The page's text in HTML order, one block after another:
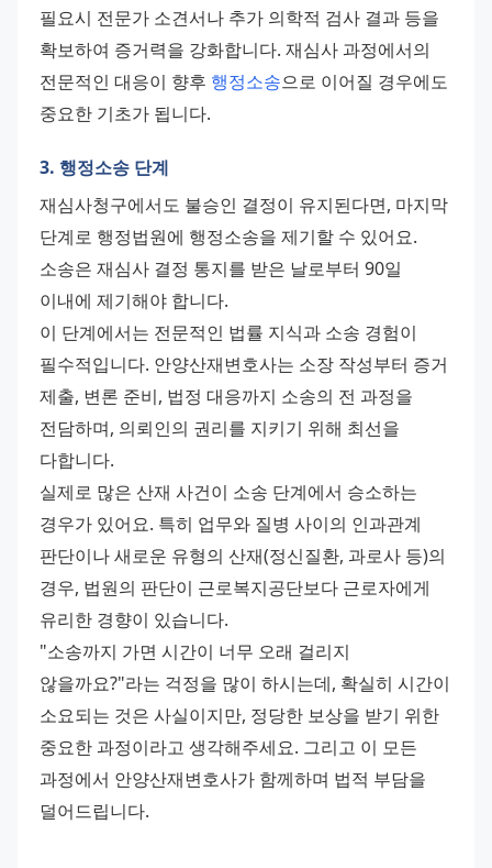
필요시 전문가 소견서나 추가 의학적 검사 결과 등을
확보하여 증거력을 강화합니다. 재심사 과정에서의
전문적인 대응이 향후 행정소송으로 이어질 경우에도
중요한 기초가 됩니다.
3. 행정소송 단계
재심사청구에서도 불승인 결정이 유지된다면, 마지막
단계로 행정법원에 행정소송을 제기할 수 있어요.
소송은 재심사 결정 통지를 받은 날로부터 90일
이내에 제기해야 합니다.
이 단계에서는 전문적인 법률 지식과 소송 경험이
필수적입니다. 안양산재변호사는 소장 작성부터 증거
제출, 변론 준비, 법정 대응까지 소송의 전 과정을
전담하며, 의뢰인의 권리를 지키기 위해 최선을
다합니다.
실제로 많은 산재 사건이 소송 단계에서 승소하는
경우가 있어요. 특히 업무와 질병 사이의 인과관계
판단이나 새로운 유형의 산재(정신질환, 과로사 등)의
경우, 법원의 판단이 근로복지공단보다 근로자에게
유리한 경향이 있습니다.
"소송까지 가면 시간이 너무 오래 걸리지
않을까요?"라는 걱정을 많이 하시는데, 확실히 시간이
소요되는 것은 사실이지만, 정당한 보상을 받기 위한
중요한 과정이라고 생각해주세요. 그리고 이 모든
과정에서 안양산재변호사가 함께하며 법적 부담을
덜어드립니다.